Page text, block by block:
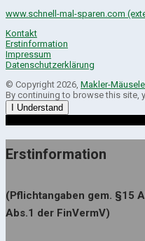
www.schnell-mal-sparen.com
Kontakt
Erstinformation
Impressum
Datenschutzerklärung
© Copyright 2026, Makler-
By continuing to browse this site,
I Understand
Erstinformation
(Pflichtangaben gem. §15
Abs.1 der FinVermV)